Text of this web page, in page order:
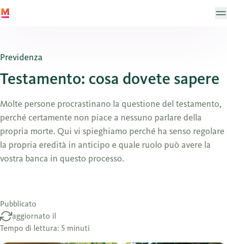
Previdenza
Testamento: cosa dovete sapere
Molte persone procrastinano la questione del testamento,
perché certamente non piace a nessuno parlare della
propria morte. Qui vi spieghiamo perché ha senso regolare
la propria eredità in anticipo e quale ruolo può avere la
vostra banca in questo processo.
Pubblicato
aggiornato il
Tempo di lettura: 5 minuti